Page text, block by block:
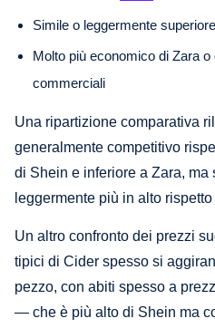
Simile o leggermente
Molto più economico di Zara
commerciali
Una ripartizione comparativa
generalmente competitivo
di Shein e inferiore a Zara, ma
leggermente più in alto
Un altro confronto dei prezzi
tipici di Cider spesso si
pezzo, con abiti spesso a
— che è più alto di Shein ma